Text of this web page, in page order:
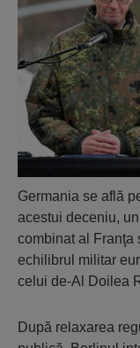
Germania se află
acestui deceniu,
combinat al Franţa
echilibrul militar
celui de-Al Doilea
După relaxarea